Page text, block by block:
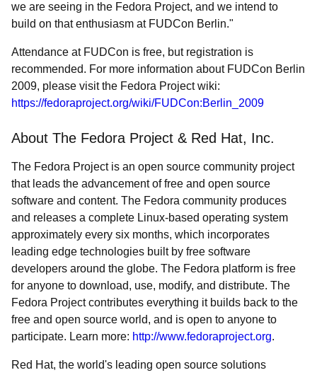
we are seeing in the Fedora Project, and we intend to
build on that enthusiasm at FUDCon Berlin."
Attendance at FUDCon is free, but registration is
recommended. For more information about FUDCon Berlin
2009, please visit the Fedora Project wiki:
https://fedoraproject.org/wiki/FUDCon:Berlin_2009
About The Fedora Project & Red Hat, Inc.
The Fedora Project is an open source community project
that leads the advancement of free and open source
software and content. The Fedora community produces
and releases a complete Linux-based operating system
approximately every six months, which incorporates
leading edge technologies built by free software
developers around the globe. The Fedora platform is free
for anyone to download, use, modify, and distribute. The
Fedora Project contributes everything it builds back to the
free and open source world, and is open to anyone to
participate. Learn more: http://www.fedoraproject.org.
Red Hat, the world's leading open source solutions